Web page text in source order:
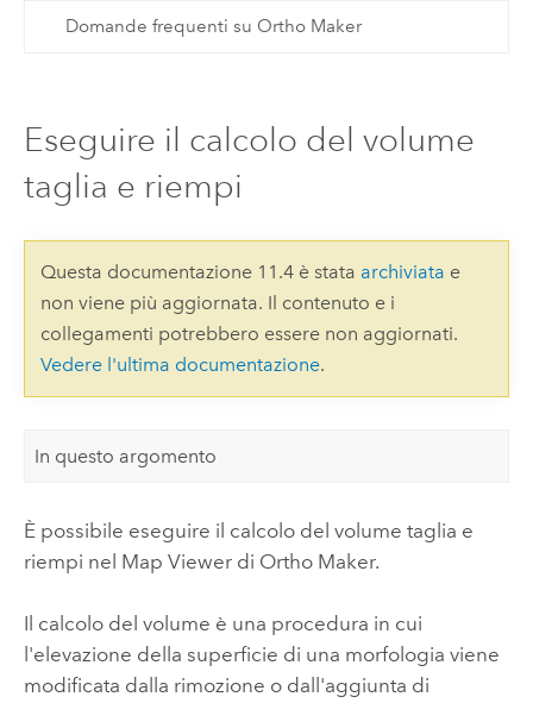
Domande frequenti su Ortho Maker
Eseguire il calcolo del volume
taglia e riempi
Questa documentazione 11.4 è stata archiviata e
non viene più aggiornata. Il contenuto e i
collegamenti potrebbero essere non aggiornati.
Vedere l'ultima documentazione.
In questo argomento
È possibile eseguire il calcolo del volume taglia e
riempi nel Map Viewer di Ortho Maker.
Il calcolo del volume è una procedura in cui
l'elevazione della superficie di una morfologia viene
modificata dalla rimozione o dall'aggiunta di